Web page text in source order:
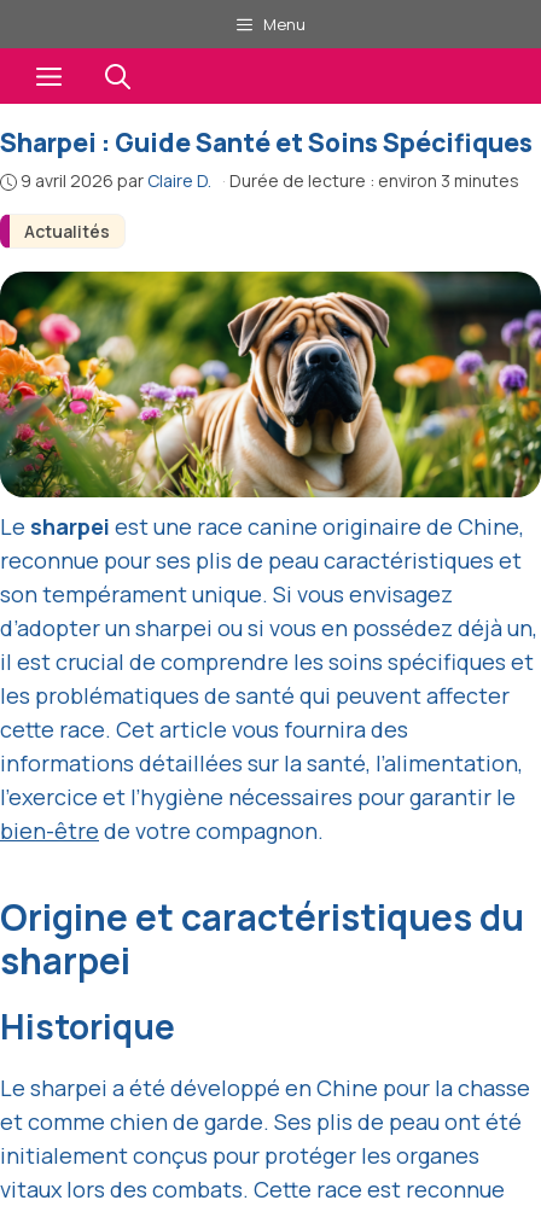
au
contenu
Menu
Menu
Actualités
Sharpei : Guide Santé et Soins Spécifiques
9 avril 2026 par Claire D. · Durée de lecture : environ 3 minutes
Le sharpei est une race canine originaire de Chine,
reconnue pour ses plis de peau caractéristiques et
son tempérament unique. Si vous envisagez
d’adopter un sharpei ou si vous en possédez déjà un,
il est crucial de comprendre les soins spécifiques et
les problématiques de santé qui peuvent affecter
cette race. Cet article vous fournira des
informations détaillées sur la santé, l’alimentation,
l’exercice et l’hygiène nécessaires pour garantir le
bien-être de votre compagnon.
Origine et caractéristiques du
sharpei
Historique
Le sharpei a été développé en Chine pour la chasse
et comme chien de garde. Ses plis de peau ont été
initialement conçus pour protéger les organes
vitaux lors des combats. Cette race est reconnue